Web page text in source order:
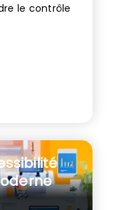
le contrôle